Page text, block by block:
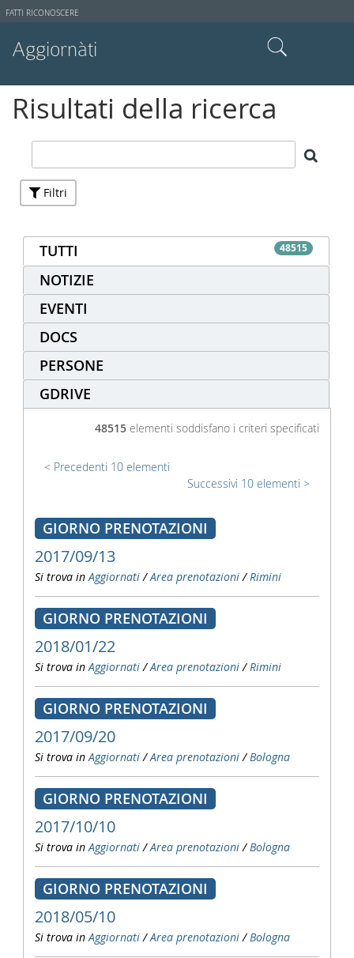
Strumenti
FATTI RICONOSCERE
Aggiornàti
Ricerca avanzata…
Risultati della ricerca
Filtri
TUTTI 48515
NOTIZIE
EVENTI
DOCS
PERSONE
GDRIVE
48515 elementi soddisfano i criteri specificati
Precedenti 10 elementi
Successivi 10 elementi
GIORNO PRENOTAZIONI
2017/09/13
Si trova in Aggiornati /Area prenotazioni /Rimini
GIORNO PRENOTAZIONI
2018/01/22
Si trova in Aggiornati /Area prenotazioni /Rimini
GIORNO PRENOTAZIONI
2017/09/20
Si trova in Aggiornati /Area prenotazioni /Bologna
GIORNO PRENOTAZIONI
2017/10/10
Si trova in Aggiornati /Area prenotazioni /Bologna
GIORNO PRENOTAZIONI
2018/05/10
Si trova in Aggiornati /Area prenotazioni /Bologna